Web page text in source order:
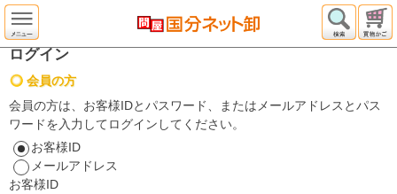
ログイン
会員の方
会員の方は、お客様IDとパスワード、またはメールアドレスとパス
ワードを入力してログインしてください。
お客様ID
メールアドレス
お客様ID